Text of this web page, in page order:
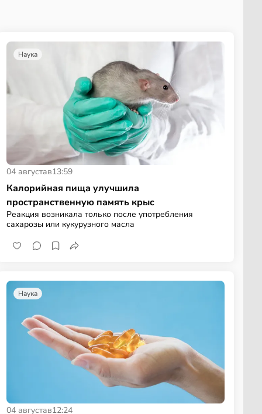
Наука
04 августав13:59
Калорийная пища улучшила
пространственную память крыс
Реакция возникала только после употребления
сахарозы или кукурузного масла
Наука
04 августав12:24